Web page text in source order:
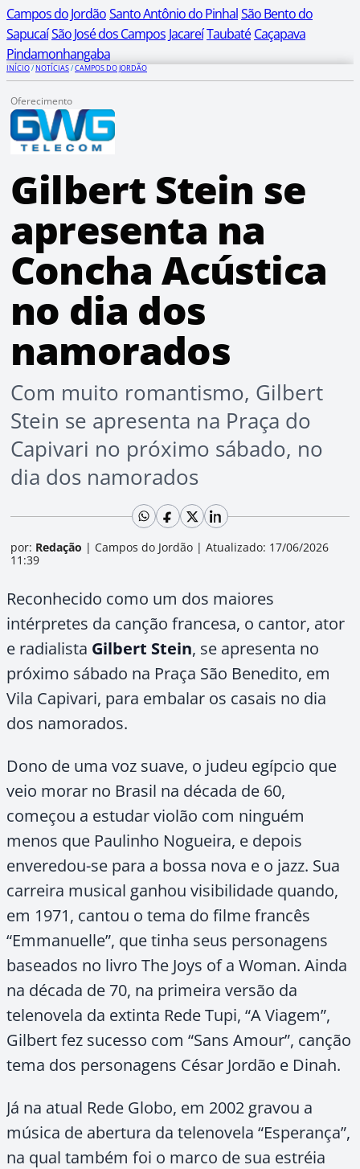
Campos do JordãoSanto Antônio do PinhalSão Bento do
SapucaíSão José dos Campos JacareíTaubaté Caçapava
Pindamonhangaba
INÍCIO/NOTÍCIAS/CAMPOS DO JORDÃO
Oferecimento
Gilbert Stein se
apresenta na
Concha Acústica
no dia dos
namorados
Com muito romantismo, Gilbert
Stein se apresenta na Praça do
Capivari no próximo sábado, no
dia dos namorados
por: Redação | Campos do Jordão | Atualizado: 17/06/2026
11:39
Reconhecido como um dos maiores
intérpretes da canção francesa, o cantor, ator
e radialista Gilbert Stein, se apresenta no
próximo sábado na Praça São Benedito, em
Vila Capivari, para embalar os casais no dia
dos namorados.
Dono de uma voz suave, o judeu egípcio que
veio morar no Brasil na década de 60,
começou a estudar violão com ninguém
menos que Paulinho Nogueira, e depois
enveredou-se para a bossa nova e o jazz. Sua
carreira musical ganhou visibilidade quando,
em 1971, cantou o tema do filme francês
“Emmanuelle”, que tinha seus personagens
baseados no livro The Joys of a Woman. Ainda
na década de 70, na primeira versão da
telenovela da extinta Rede Tupi, “A Viagem”,
Gilbert fez sucesso com “Sans Amour”, canção
tema dos personagens César Jordão e Dinah.
Já na atual Rede Globo, em 2002 gravou a
música de abertura da telenovela “Esperança”,
na qual também foi o marco de sua estréia